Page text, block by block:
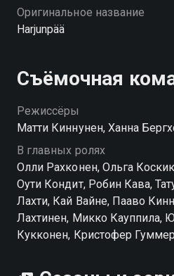
Оригинальное название
Harjunpää
Съёмочная
Режиссёры
Матти Киннунен, Ханна
В главных ролях
Олли Рахконен, Ольга
Оути Кондит, Робин Кава,
Лахти, Кай Вайне, Пааво
Лахтинен, Микко Кауппила,
Кукконен, Кристофер